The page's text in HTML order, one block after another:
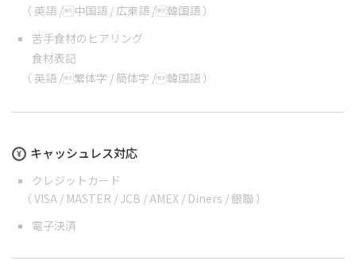
（ 英語 /中国語 / 広東語 /韓国語 ）
苦手食材のヒアリング
食材表記
（ 英語 /繁体字 / 簡体字 /韓国語 ）
キャッシュレス対応
クレジットカード
（ VISA / MASTER / JCB / AMEX / Diners / 銀聯 ）
電子決済